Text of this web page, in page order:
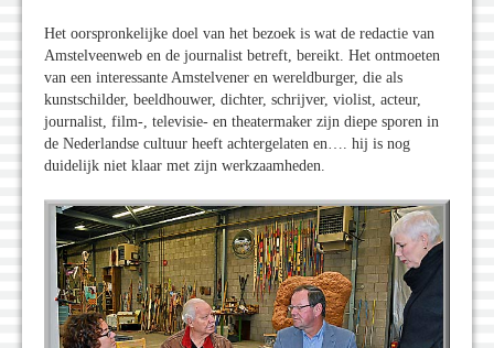
Het oorspronkelijke doel van het bezoek is wat de redactie van
Amstelveenweb en de journalist betreft, bereikt. Het ontmoeten
van een interessante Amstelvener en wereldburger, die als
kunstschilder, beeldhouwer, dichter, schrijver, violist, acteur,
journalist, film-, televisie- en theatermaker zijn diepe sporen in
de Nederlandse cultuur heeft achtergelaten en…. hij is nog
duidelijk niet klaar met zijn werkzaamheden.